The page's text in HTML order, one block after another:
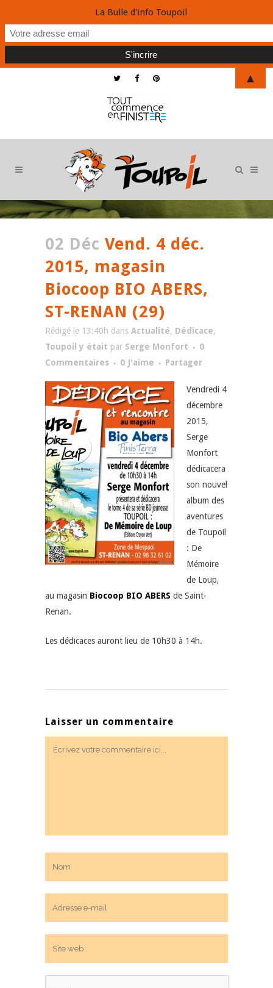
02 Déc Vend. 4 déc.
2015, magasin
Biocoop BIO ABERS,
ST-RENAN (29)
Rédigé le 13:40h dans Actualité, Dédicace,
Toupoil y était par Serge Monfort
0
Commentaires
0 J'aime Partager
Vendredi 4
décembre
2015,
Serge
Monfort
dédicacera
son nouvel
album des
aventures
de Toupoil
: De
Mémoire
de Loup,
au magasin Biocoop BIO ABERS de Saint-
Renan.
Les dédicaces auront lieu de 10h30 à 14h.
Laisser un commentaire
La Bulle d'info Toupoil
▲